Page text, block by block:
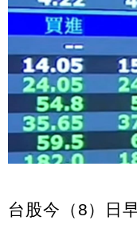
台股今（8）日